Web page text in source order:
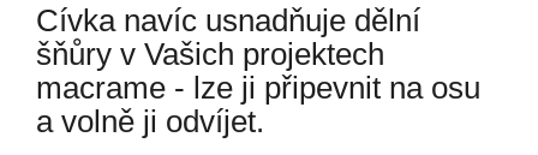
Cívka navíc usnadňuje dělní
šňůry v Vašich projektech
macrame - lze ji připevnit na osu
a volně ji odvíjet.